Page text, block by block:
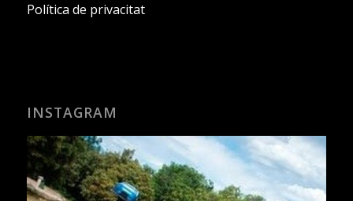
Política de privacitat
INSTAGRAM